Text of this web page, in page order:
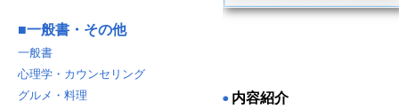
◉ 内容紹介
■一般書・その他
一般書
心理学・カウンセリング
グルメ・料理